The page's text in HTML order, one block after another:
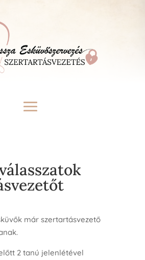
már szertartásvezető
2 tanú jelenlétével